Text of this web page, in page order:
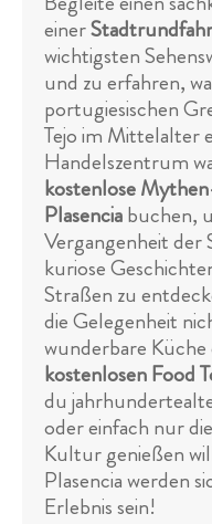
einer
wichtigsten
und zu erfahren,
portugiesischen
Tejo im Mittelalter
Handelszentrum
kostenlose
Plasenciabuchen,
Vergangenheit der
kuriose
Straßen zu
die Gelegenheit
wunderbare
kostenlosen Food
du
oder einfach nur
Kultur genießen
Plasencia werden
Erlebnis sein!